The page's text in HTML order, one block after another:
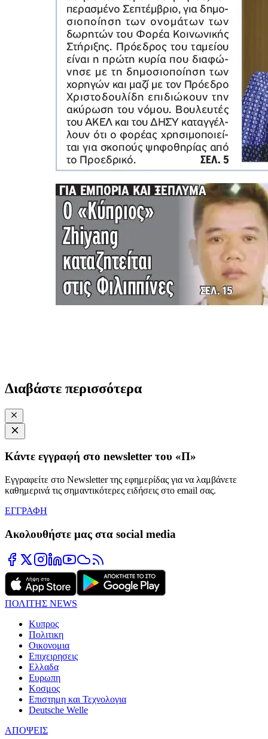
Διαβάστε περισσότερα
Κάντε εγγραφή στο newsletter του «Π»
Εγγραφείτε στο Newsletter της εφημερίδας για να λαμβάνετε
καθημερινά τις σημαντικότερες ειδήσεις στο email σας.
ΕΓΓΡΑΦΗ
Ακολουθήστε μας στα social media
ΠΟΛΙΤΗΣ NEWS
Κυπρος
Πολιτικη
Οικονομια
Επιχειρησεις
Ελλαδα
Ευρωπη
Κοσμος
Επιστημη και Τεχνολογια
Deutsche Welle
ΑΠΟΨΕΙΣ